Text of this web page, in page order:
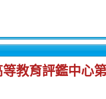
部、進修部、碩
教育評鑑中心